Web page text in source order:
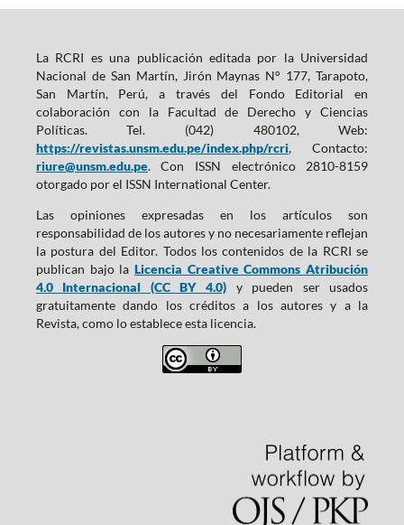
La RCRI es una publicación editada por la Universidad
Nacional de San Martín, Jirón Maynas N° 177, Tarapoto,
San Martín, Perú, a través del Fondo Editorial en
colaboración con la Facultad de Derecho y Ciencias
Políticas. Tel. (042) 480102, Web:
https://revistas.unsm.edu.pe/index.php/rcri, Contacto:
riure@unsm.edu.pe. Con ISSN electrónico 2810-8159
otorgado por el ISSN International Center.
Las opiniones expresadas en los artículos son
responsabilidad de los autores y no necesariamente reflejan
la postura del Editor. Todos los contenidos de la RCRI se
publican bajo la Licencia Creative Commons Atribución
4.0 Internacional (CC BY 4.0) y pueden ser usados
gratuitamente dando los créditos a los autores y a la
Revista, como lo establece esta licencia.